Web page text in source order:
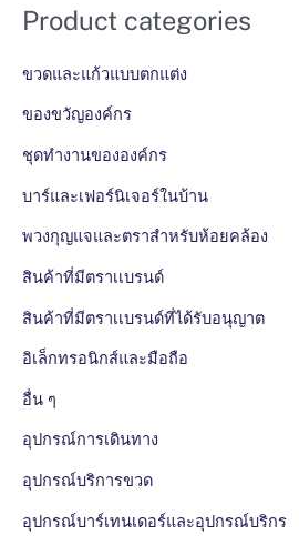
Product categories
ขวดและแก้วแบบตกแต่ง
ของขวัญองค์กร
ชุดทำงานขององค์กร
บาร์และเฟอร์นิเจอร์ในบ้าน
พวงกุญแจและตราสำหรับห้อยคล้อง
สินค้าที่มีตราเเบรนด์
สินค้าที่มีตราเเบรนด์ที่ได้รับอนุญาต
อิเล็กทรอนิกส์และมือถือ
อื่น ๆ
อุปกรณ์การเดินทาง
อุปกรณ์บริการขวด
อุปกรณ์บาร์เทนเดอร์และอุปกรณ์บริกร